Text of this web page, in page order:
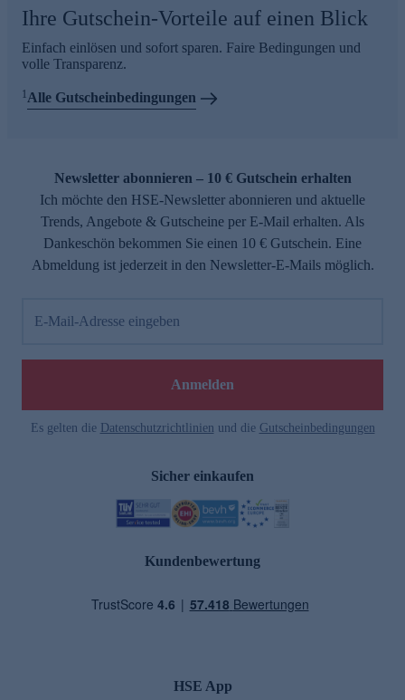
Ihre Gutschein-Vorteile auf einen Blick
Einfach einlösen und sofort sparen. Faire Bedingungen und
volle Transparenz.
1Alle Gutscheinbedingungen
Newsletter abonnieren – 10 € Gutschein erhalten
Ich möchte den HSE-Newsletter abonnieren und aktuelle
Trends, Angebote & Gutscheine per E-Mail erhalten. Als
Dankeschön bekommen Sie einen 10 € Gutschein. Eine
Abmeldung ist jederzeit in den Newsletter-E-Mails möglich.
E-Mail-Adresse eingeben
Anmelden
Es gelten die Datenschutzrichtlinien und die Gutscheinbedingungen
Sicher einkaufen
Kundenbewertung
HSE App